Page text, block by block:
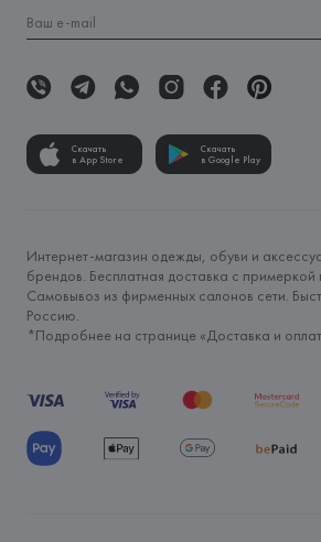
Скачать
в App Store
Скачать
в Google Play
Интернет-магазин одежды, обуви и
брендов. Бесплатная доставка с
Самовывоз из фирменных салонов сети.
Россию.
*Подробнее на странице «Доставка и